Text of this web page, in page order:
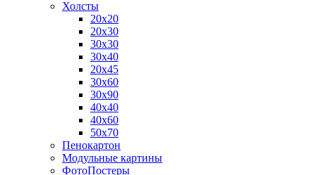
Холсты
20х20
20х30
30х30
30х40
20х45
30х60
30х90
40х40
40х60
50х70
Пенокартон
Модульные картины
ФотоПостеры